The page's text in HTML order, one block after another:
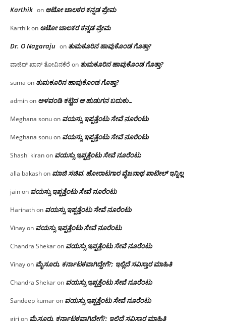
Karthik on ಆಟೋ ಚಾಲಕರ ಕನ್ನಡ ಪ್ರೇಮ
Karthikon ಆಟೋ ಚಾಲಕರ ಕನ್ನಡ ಪ್ರೇಮ
Dr. O Nagaraju on ತುಮಕೂರಿನ ಹಾವುಕೊಂಡ ಗೊತ್ತಾ?
ವಾಜಿದ್ ಖಾನ್ ತೋವಿನಕೆರೆ on ತುಮಕೂರಿನ ಹಾವುಕೊಂಡ ಗೊತ್ತಾ?
suma on ತುಮಕೂರಿನ ಹಾವುಕೊಂಡ ಗೊತ್ತಾ?
adminon ಅಳವಂಡಿ ಕಟ್ಟಿದ ಆ ಹುಡುಗನ ಬದುಕು…
Meghana sonuon ವಯಸ್ಸು ಇಪ್ಪತ್ತೆಂಟು ಸೇವೆ ನೂರೆಂಟು
Meghana sonuon ವಯಸ್ಸು ಇಪ್ಪತ್ತೆಂಟು ಸೇವೆ ನೂರೆಂಟು
Shashi kiranon ವಯಸ್ಸು ಇಪ್ಪತ್ತೆಂಟು ಸೇವೆ ನೂರೆಂಟು
alla bakashon ಮಾಜಿ ಸಚಿವ, ಹೋರಾಟಗಾರ ವೈಜನಾಥ ಪಾಟೀಲ್ ಇನ್ನಿಲ್ಲ
jainon ವಯಸ್ಸು ಇಪ್ಪತ್ತೆಂಟು ಸೇವೆ ನೂರೆಂಟು
Harinathon ವಯಸ್ಸು ಇಪ್ಪತ್ತೆಂಟು ಸೇವೆ ನೂರೆಂಟು
Vinayon ವಯಸ್ಸು ಇಪ್ಪತ್ತೆಂಟು ಸೇವೆ ನೂರೆಂಟು
Chandra Shekaron ವಯಸ್ಸು ಇಪ್ಪತ್ತೆಂಟು ಸೇವೆ ನೂರೆಂಟು
Vinayon ಮೈಸೂರು, ಕರ್ನಾಟಕವಾಗಿದ್ದೇಗೆ?; ಇಲ್ಲಿದೆ ಸವಿಸ್ತಾರ ಮಾಹಿತಿ
Chandra Shekaron ವಯಸ್ಸು ಇಪ್ಪತ್ತೆಂಟು ಸೇವೆ ನೂರೆಂಟು
Sandeep kumaron ವಯಸ್ಸು ಇಪ್ಪತ್ತೆಂಟು ಸೇವೆ ನೂರೆಂಟು
giri on ಮೈಸೂರು, ಕರ್ನಾಟಕವಾಗಿದ್ದೇಗೆ?; ಇಲ್ಲಿದೆ ಸವಿಸ್ತಾರ ಮಾಹಿತಿ